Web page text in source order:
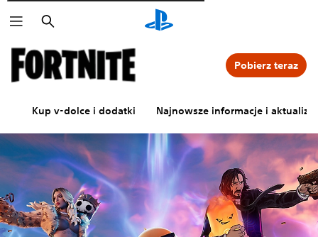
Wyszukaj
Kup v-dolce i dodatki Najnowsze informacje i
Pobierz teraz